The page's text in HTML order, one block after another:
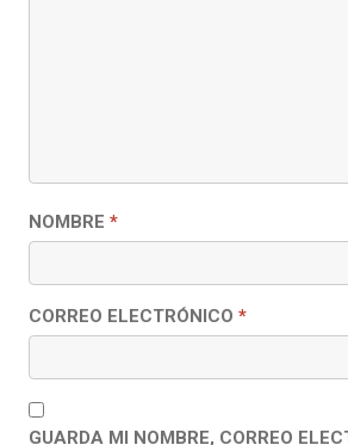
NOMBRE *
CORREO ELECTRÓNICO *
GUARDA MI NOMBRE, CORREO